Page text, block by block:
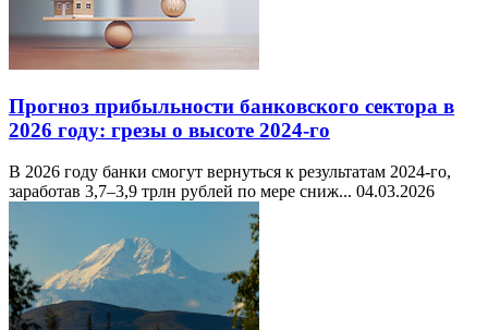
Прогноз прибыльности банковского сектора в
2026 году: грезы о высоте 2024-го
В 2026 году банки смогут вернуться к результатам 2024-го,
заработав 3,7–3,9 трлн рублей по мере сниж... 04.03.2026